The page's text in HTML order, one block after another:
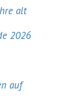
alt
2026
auf